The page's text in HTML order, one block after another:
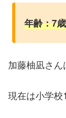
年齢：7
加藤柚凪さん
現在は小学校